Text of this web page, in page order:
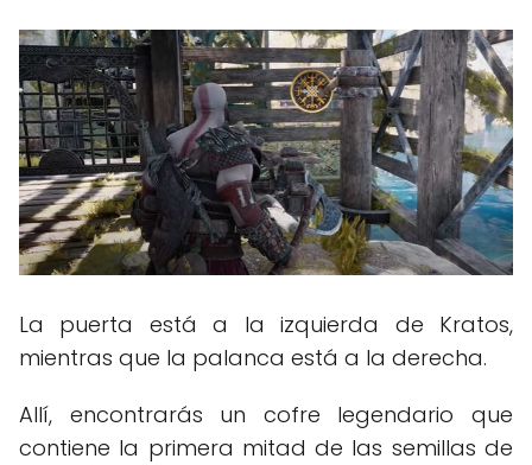
La puerta está a la izquierda de Kratos,
mientras que la palanca está a la derecha.
Allí, encontrarás un cofre legendario que
contiene la primera mitad de las semillas de